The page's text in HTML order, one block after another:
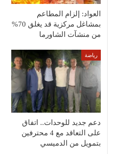
العواد: إلزام المطاعم
بمشاغل مركزية قد يغلق 70%
من منشآت الشاورما
رياضة
دعم جديد للوحدات.. اتفاق
على التعاقد مع 4 محترفين
بتمويل من الدميسي